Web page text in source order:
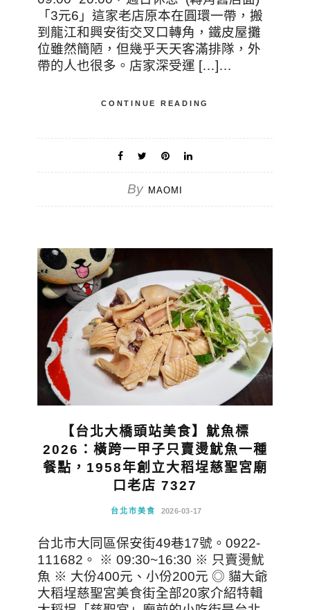
「3元6」這家老店原本在圓環一帶，搬
到龍江和興安街交叉口轉角，鐵皮屋攤
位雖然簡陋，但幾乎天天客滿排隊，外
帶的人也很多。店家深受運 […]…
CONTINUE READING
By MAOMI
【台北大橋頭站美食】魷魚標
2026：橫跨一甲子只賣燙魷魚一種
餐點，1958年創立大稻埕慈聖宮廟
口老店 7327
台北市美食 2026-03-17
台北市大同區保安街49巷17號。0922-
111682。 ※ 09:30~16:30 ※ 只賣燙魷
魚 ※ 大份400元、小份200元 ◎ 貓大爺
大稻埕慈聖宮美食街全部20家介紹特輯